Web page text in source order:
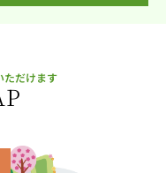
ただけます